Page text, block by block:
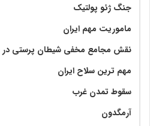
جنگ ژئو پولتیک
ماموریت مهم ایران
نقش مجامع مخفی شیطان پرستی در
مهم ترین سلاح ایران
سقوط تمدن غرب
آرمگدون